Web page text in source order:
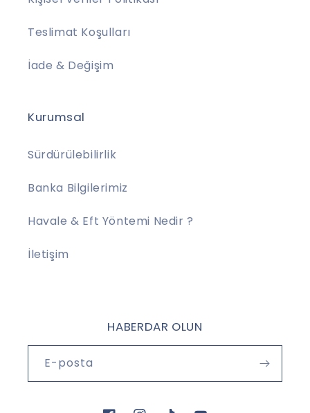
Teslimat Koşulları
İade & Değişim
Kurumsal
Sürdürülebilirlik
Banka Bilgilerimiz
Havale & Eft Yöntemi Nedir ?
İletişim
HABERDAR OLUN
E-posta